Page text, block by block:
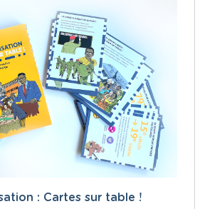
: Cartes sur table !